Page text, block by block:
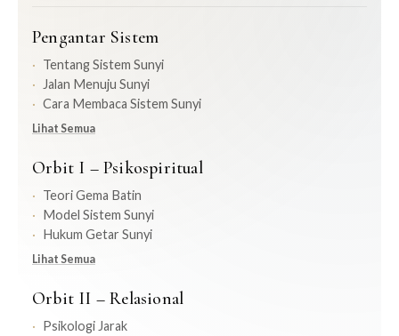
Pengantar Sistem
Tentang Sistem Sunyi
Jalan Menuju Sunyi
Cara Membaca Sistem Sunyi
Lihat Semua
Orbit I – Psikospiritual
Teori Gema Batin
Model Sistem Sunyi
Hukum Getar Sunyi
Lihat Semua
Orbit II – Relasional
Psikologi Jarak